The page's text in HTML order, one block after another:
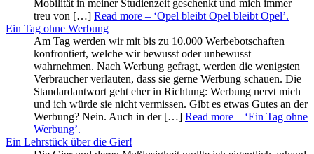
Mobilität in meiner Studienzeit geschenkt und mich immer
treu von […] Read more – ‘Opel bleibt Opel bleibt Opel’.
Ein Tag ohne Werbung
Am Tag werden wir mit bis zu 10.000 Werbebotschaften
konfrontiert, welche wir bewusst oder unbewusst
wahrnehmen. Nach Werbung gefragt, werden die wenigsten
Verbraucher verlauten, dass sie gerne Werbung schauen. Die
Standardantwort geht eher in Richtung: Werbung nervt mich
und ich würde sie nicht vermissen. Gibt es etwas Gutes an der
Werbung? Nein. Auch in der […] Read more – ‘Ein Tag ohne
Werbung’.
Ein Lehrstück über die Gier!